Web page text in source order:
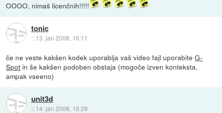
OOOO, nimaš licenčnih!!!!!
tonic
:: 13. jan 2008, 16:11
če ne veste kakšen kodek uporablja vaš video fajl uporabiteG-
Spot in še kakšen podoben obstaja (mogoče izven konteksta,
ampak vseeno)
unit3d
:: 14. jan 2008, 16:28